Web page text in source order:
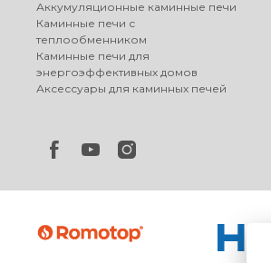
Аккумуляционные каминные печи
Каминные печи с
теплообменником
Каминные печи для
энергоэффективных домов
Аксессуары для каминных печей